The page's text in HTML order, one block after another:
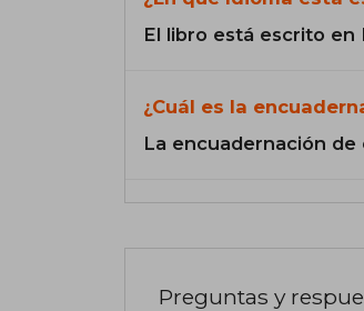
El libro está escrito en
¿Cuál es la
La encuadernación de
Preguntas y